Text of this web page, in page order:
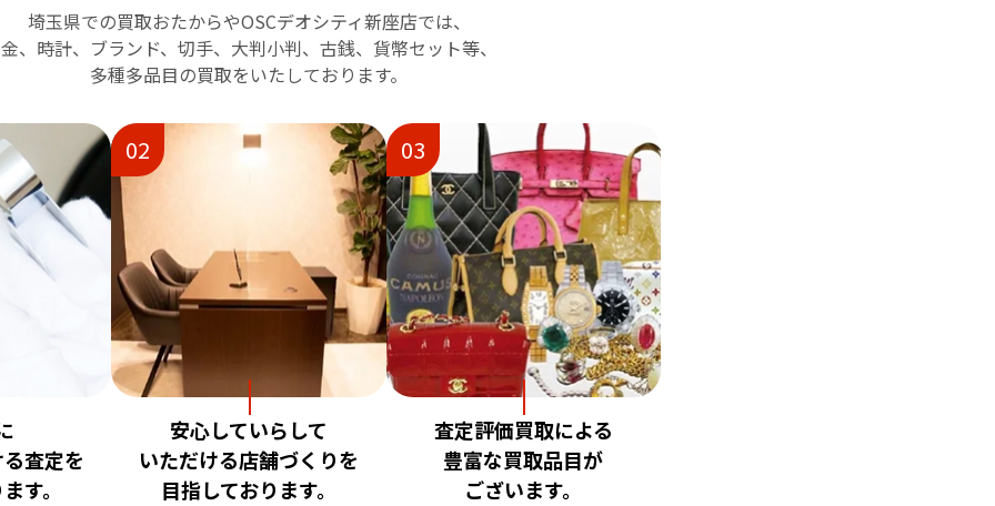
埼玉県での買取おたからやOSCデオシティ新座店では、
金、時計、ブランド、切手、 大判小判、古銭、貨幣セット等、
多種多品目の買取をいたしております。
査定を
す。
02
安心していらして
いただける店舗づくりを
目指しております。
03
査定評価買取による
豊富な買取品目が
ございます。